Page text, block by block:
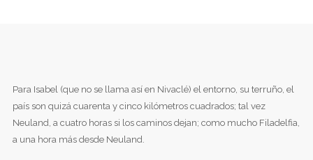
Para Isabel (que no se llama así en Nivaclé) el entorno, su terruño, el
país son quizá cuarenta y cinco kilómetros cuadrados; tal vez
Neuland, a cuatro horas si los caminos dejan; como mucho Filadelfia,
a una hora más desde Neuland.